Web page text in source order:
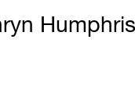
Humphris